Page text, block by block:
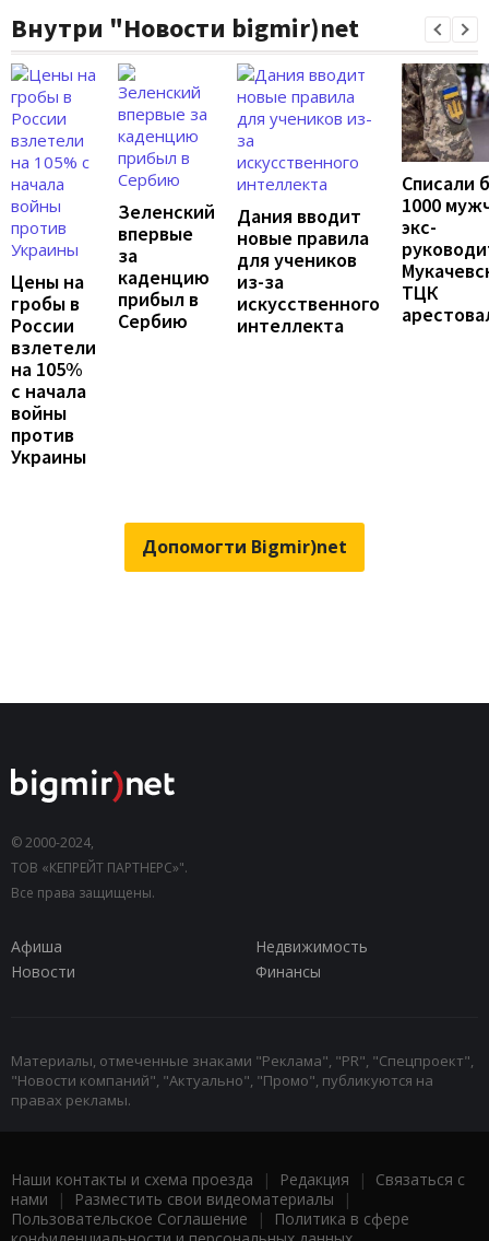
Внутри "Новости bigmir)net
Цены на
гробы в
России
взлетели
на 105%
с начала
войны
против
Украины
Зеленский
впервые
за
каденцию
прибыл в
Сербию
Дания вводит
новые правила
для учеников
из-за
искусственного
интеллекта
Списали
1000
экс-
ТЦК
Допомогти Bigmir)net
© 2000-2024,
ТОВ «КЕПРЕЙТ ПАРТНЕРС»".
Все права защищены.
Афиша
Недвижимость
Новости
Финансы
Материалы, отмеченные знаками "Реклама", "PR", "Спецпроект",
"Новости компаний", "Актуально", "Промо", публикуются на
правах рекламы.
Наши контакты и схема проезда | Редакция | Связаться с
нами | Разместить свои видеоматериалы |
Пользовательское Соглашение |
Политика в сфере